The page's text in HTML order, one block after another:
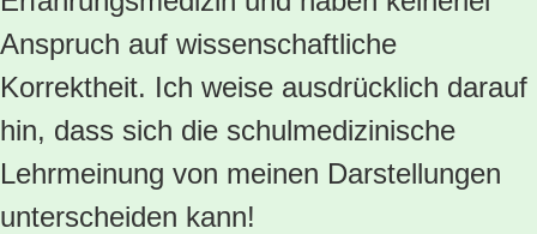
Anspruch auf wissenschaftliche
Korrektheit. Ich weise ausdrücklich darauf
hin, dass sich die schulmedizinische
Lehrmeinung von meinen Darstellungen
unterscheiden kann!